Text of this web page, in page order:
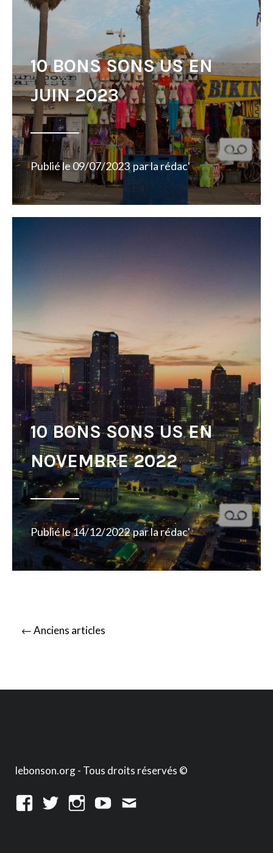
10 BONS SONS US EN
JUIN 2023
Publié le09/07/2023 parla rédac'
10 BONS SONS US EN
NOVEMBRE 2022
Publié le14/12/2022 parla rédac'
Posts
←Anciens articles
lebonson.org - Tous droits réservés ©